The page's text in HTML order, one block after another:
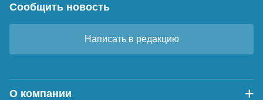
Сообщить новость
Написать в редакцию
О компании